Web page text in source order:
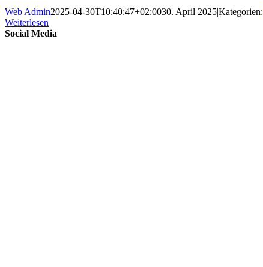
Web Admin2025-04-30T10:40:47+02:0030. April 2025|Kategorien:
Weiterlesen
Social Media